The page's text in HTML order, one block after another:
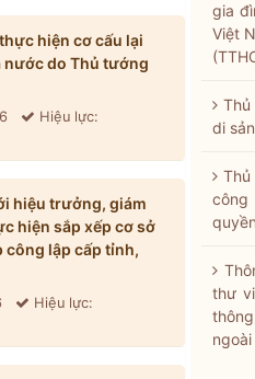
hiện cơ cấu lại
nước do Thủ tướng
Hiệu lực:
hiệu trưởng, giám
hiện sắp xếp cơ sở
lập cấp tỉnh,
Hiệu lực:
gia
Việt
di
công
thư